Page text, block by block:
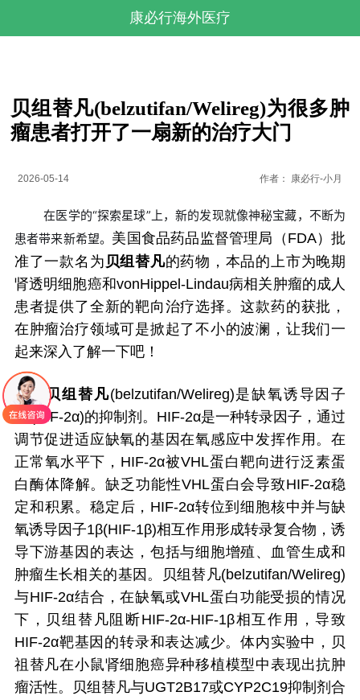
康必行海外医疗
贝组替凡(belzutifan/Welireg)为很多肿
瘤患者打开了一扇新的治疗大门
2026-05-14 作者： 康必行-小月
在医学的“探索星球”上，新的发现就像神秘宝藏，不断为
患者带来新希望。 美国食品药品监督管理局（FDA）批
准了一款名为 贝组替凡的药物，本品的上市为晚期
肾透明细胞癌和vonHippel-Lindau病相关肿瘤的成人
患者提供了全新的靶向治疗选择。这款药的获批，
在肿瘤治疗领域可是掀起了不小的波澜，让我们一
起来深入了解一下吧！
贝组替凡(belzutifan/Welireg)是缺氧诱导因子
2α(HIF-2α)的抑制剂。HIF-2α是一种转录因子，通过
调节促进适应缺氧的基因在氧感应中发挥作用。在
正常氧水平下，HIF-2α被VHL蛋白靶向进行泛素蛋
白酶体降解。缺乏功能性VHL蛋白会导致HIF-2α稳
定和积累。稳定后，HIF-2α转位到细胞核中并与缺
氧诱导因子1β(HIF-1β)相互作用形成转录复合物，诱
导下游基因的表达，包括与细胞增殖、血管生成和
肿瘤生长相关的基因。贝组替凡(belzutifan/Welireg)
与HIF-2α结合，在缺氧或VHL蛋白功能受损的情况
下，贝组替凡阻断HIF-2α-HIF-1β相互作用，导致
HIF-2α靶基因的转录和表达减少。体内实验中，贝
祖替凡在小鼠肾细胞癌异种移植模型中表现出抗肿
瘤活性。贝组替凡与UGT2B17或CYP2C19抑制剂合